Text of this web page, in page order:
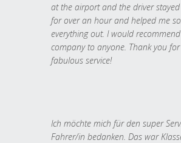
at the airport and the driver
for over an hour and helped me
everything out. I would
company to anyone. Thank you for
fabulous service!
Ich möchte mich für den super
Fahrer/in bedanken. Das war